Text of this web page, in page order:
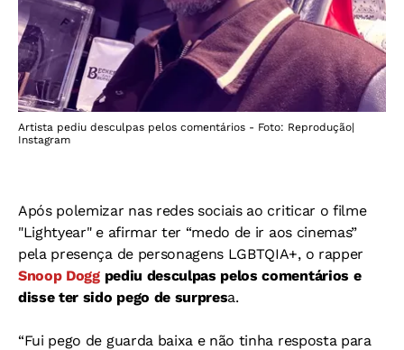
Artista pediu desculpas pelos comentários - Foto: Reprodução|
Instagram
Após polemizar nas redes sociais ao criticar o filme
"Lightyear" e afirmar ter “medo de ir aos cinemas”
pela presença de personagens LGBTQIA+, o rapper
Snoop Dogg pediu desculpas pelos comentários e
disse ter sido pego de surpresa.
“Fui pego de guarda baixa e não tinha resposta para